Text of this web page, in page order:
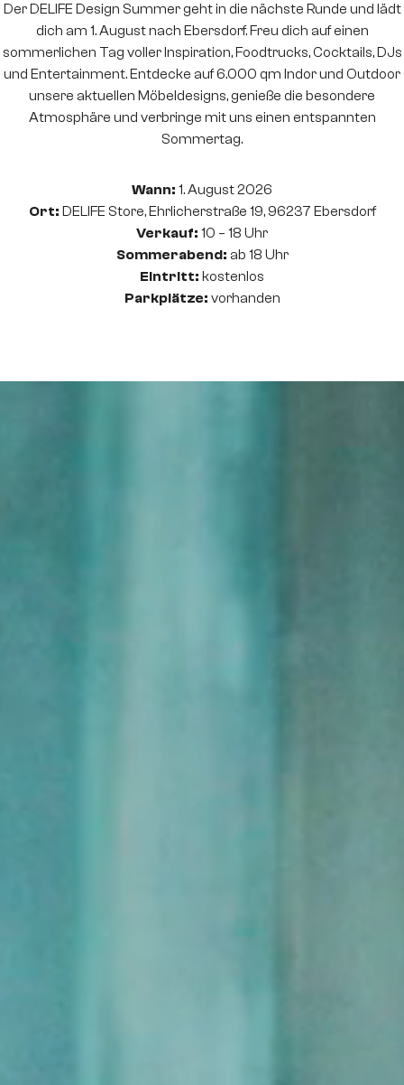
Der DELIFE Design Summer geht in die nächste Runde und lädt
dich am 1. August nach Ebersdorf. Freu dich auf einen
sommerlichen Tag voller Inspiration, Foodtrucks, Cocktails, DJs
und Entertainment. Entdecke auf 6.000 qm Indor und Outdoor
unsere aktuellen Möbeldesigns, genieße die besondere
Atmosphäre und verbringe mit uns einen entspannten
Sommertag.
Wann: 1. August 2026
Ort: DELIFE Store, Ehrlicherstraße 19, 96237 Ebersdorf
Verkauf: 10 – 18 Uhr
Sommerabend: ab 18 Uhr
Eintritt: kostenlos
Parkplätze: vorhanden